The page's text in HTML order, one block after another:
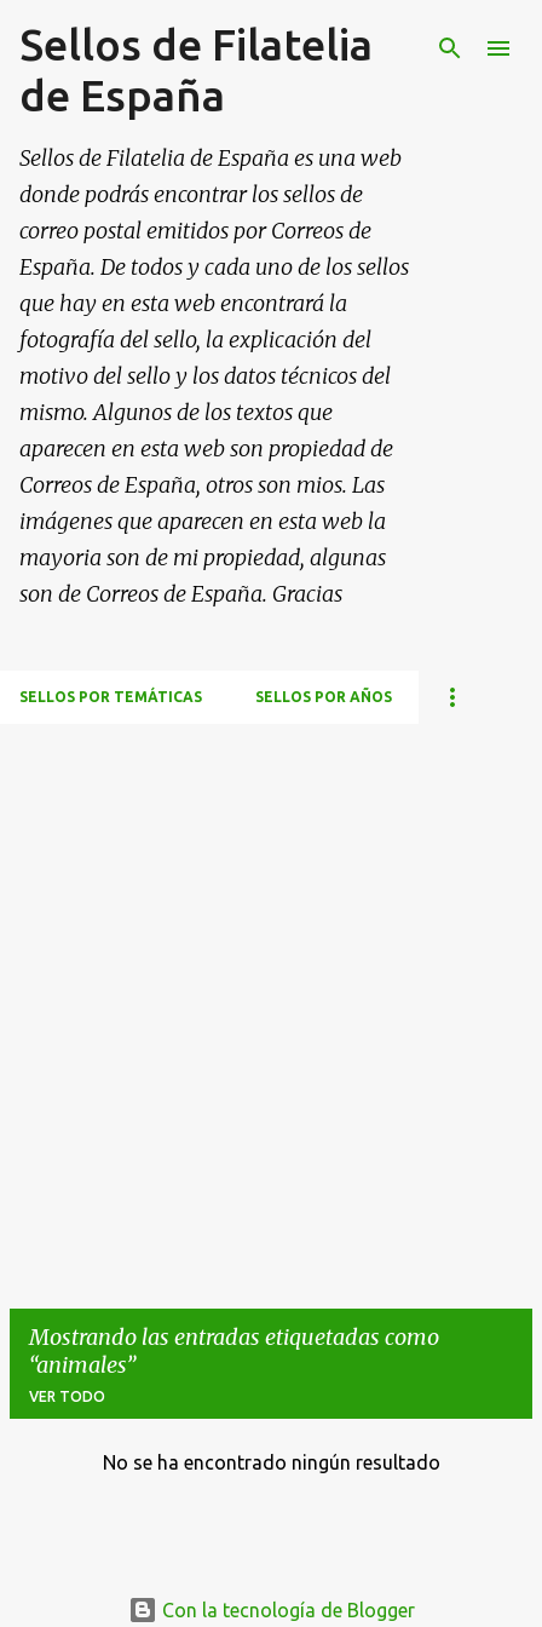
Ir al contenido principal
Sellos de Filatelia
de España
Sellos de Filatelia de España es una web
donde podrás encontrar los sellos de
correo postal emitidos por Correos de
España. De todos y cada uno de los sellos
que hay en esta web encontrará la
fotografía del sello, la explicación del
motivo del sello y los datos técnicos del
mismo. Algunos de los textos que
aparecen en esta web son propiedad de
Correos de España, otros son mios. Las
imágenes que aparecen en esta web la
mayoria son de mi propiedad, algunas
son de Correos de España. Gracias
SELLOS POR TEMÁTICAS SELLOS POR AÑOS
Mostrando las entradas etiquetadas como
animales
VER TODO
No se ha encontrado ningún resultado
Con la tecnología de Blogger